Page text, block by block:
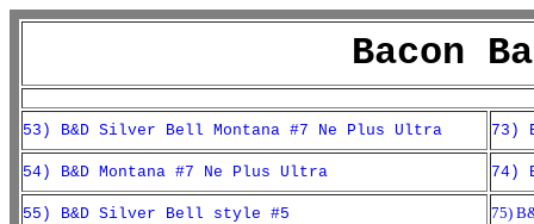
Bacon
53) B&D Silver Bell Montana #7 Ne Plus Ultra 73)
54) B&D Montana #7 Ne Plus Ultra 74)
55) B&D Silver Bell style #5 75)